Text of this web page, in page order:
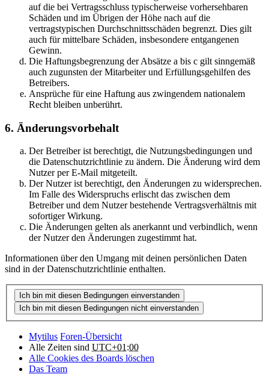
auf die bei Vertragsschluss typischerweise vorhersehbaren
Schäden und im Übrigen der Höhe nach auf die
vertragstypischen Durchschnittsschäden begrenzt. Dies gilt
auch für mittelbare Schäden, insbesondere entgangenen
Gewinn.
Die Haftungsbegrenzung der Absätze a bis c gilt sinngemäß
auch zugunsten der Mitarbeiter und Erfüllungsgehilfen des
Betreibers.
Ansprüche für eine Haftung aus zwingendem nationalem
Recht bleiben unberührt.
6. Änderungsvorbehalt
Der Betreiber ist berechtigt, die Nutzungsbedingungen und
die Datenschutzrichtlinie zu ändern. Die Änderung wird dem
Nutzer per E-Mail mitgeteilt.
Der Nutzer ist berechtigt, den Änderungen zu widersprechen.
Im Falle des Widerspruchs erlischt das zwischen dem
Betreiber und dem Nutzer bestehende Vertragsverhältnis mit
sofortiger Wirkung.
Die Änderungen gelten als anerkannt und verbindlich, wenn
der Nutzer den Änderungen zugestimmt hat.
Informationen über den Umgang mit deinen persönlichen Daten
sind in der Datenschutzrichtlinie enthalten.
Mytilus Foren-Übersicht
Alle Zeiten sind UTC+01:00
Alle Cookies des Boards löschen
Das Team